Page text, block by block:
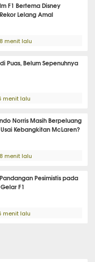
F1 Bertema Disney
Lelang Amal
menit lalu
Puas, Belum Sepenuhnya
menit lalu
Norris Masih Berpeluang
Kebangkitan McLaren?
menit lalu
Pesimistis pada
F1
menit lalu